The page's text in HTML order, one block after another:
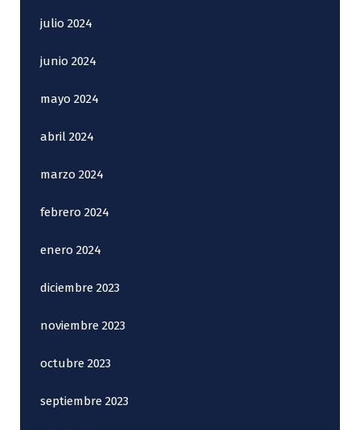
julio 2024
junio 2024
mayo 2024
abril 2024
marzo 2024
febrero 2024
enero 2024
diciembre 2023
noviembre 2023
octubre 2023
septiembre 2023